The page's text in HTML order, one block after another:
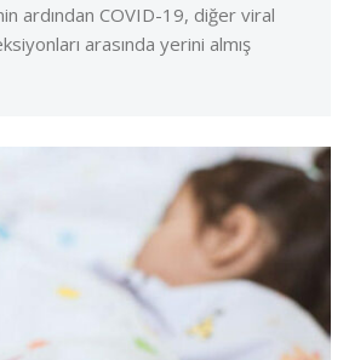
ardından COVID-19, diğer viral
arasında yerini almış